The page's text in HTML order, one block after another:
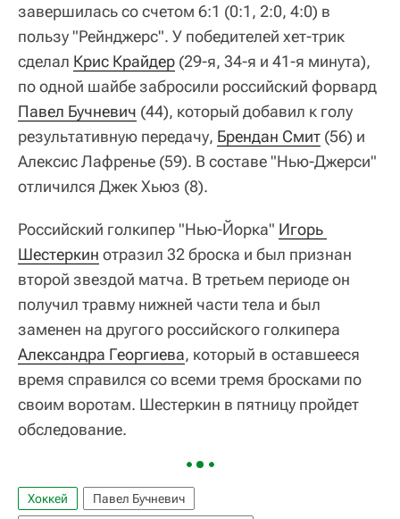
завершилась со счетом 6:1 (0:1, 2:0, 4:0) в
пользу "Рейнджерс". У победителей хет-трик
сделал Крис Крайдер (29-я, 34-я и 41-я минута),
по одной шайбе забросили российский форвард
Павел Бучневич (44), который добавил к голу
результативную передачу, Брендан Смит (56) и
Алексис Лафренье (59). В составе "Нью-Джерси"
отличился Джек Хьюз (8).
Российский голкипер "Нью-Йорка" Игорь
Шестеркин отразил 32 броска и был признан
второй звездой матча. В третьем периоде он
получил травму нижней части тела и был
заменен на другого российского голкипера
Александра Георгиева, который в оставшееся
время справился со всеми тремя бросками по
своим воротам. Шестеркин в пятницу пройдет
обследование.
Хоккей
Павел Бучневич